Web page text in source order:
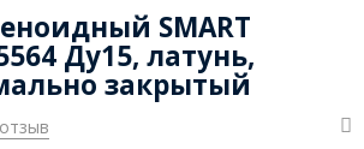
SMART
Ду15, латунь,
закрытый